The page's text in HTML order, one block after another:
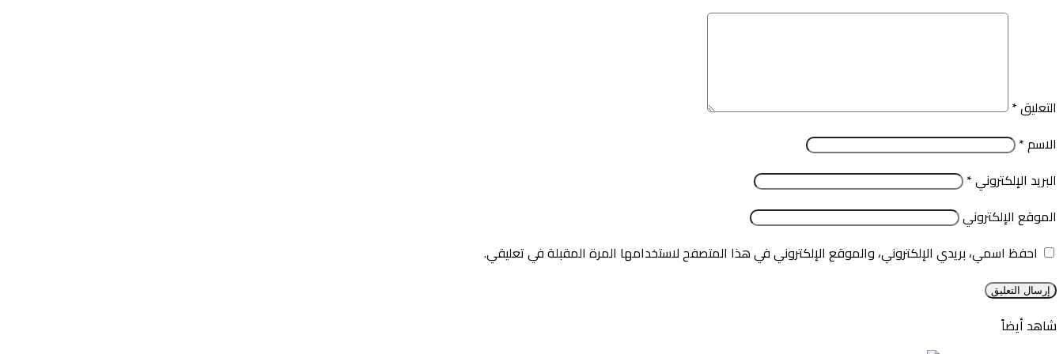
التعليق*
الاسم*
البريد الإلكتروني*
الموقع الإلكتروني
احفظ اسمي، بريدي الإلكتروني، والموقع الإلكتروني في هذا المتصفح لاستخدامها المرة المقبلة في تعليقي.
شاهد أيضاً